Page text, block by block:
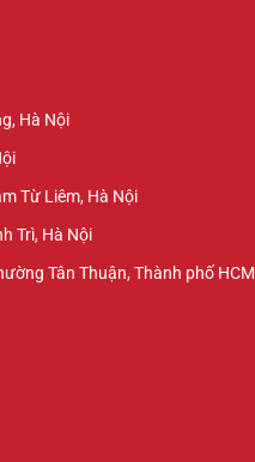
Hà Nội
Từ Liêm, Hà Nội
Trì, Hà Nội
Tân Thuận, Thành phố HCM